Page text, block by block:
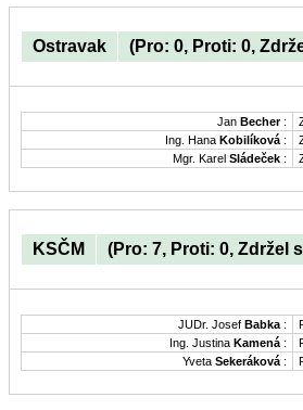
Ostravak (Pro: 0, Proti: 0,
Jan Becher:
Ing. Hana Kobilíková :
Mgr. Karel Sládeček :
KSČM (Pro: 7, Proti: 0, Zdržel
JUDr. Josef Babka :
Ing. Justina Kamená :
Yveta Sekeráková :